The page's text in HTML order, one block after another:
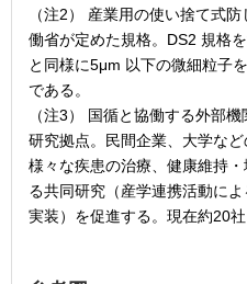
（注2） 産業用の使い捨て式
働省が定めた規格。DS2 規格
と同様に5μm 以下の微細粒子
である。
（注3） 国循と協働する外部
研究拠点。民間企業、大学な
様々な疾患の治療、健康維持
る共同研究（産学連携活動に
実装）を促進する。現在約20